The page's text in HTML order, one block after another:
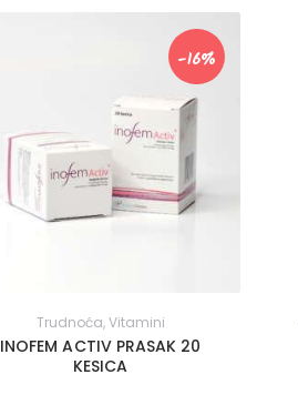
-16%
Trudnoća,Vitamini
INOFEM ACTIV PRASAK 20
KESICA